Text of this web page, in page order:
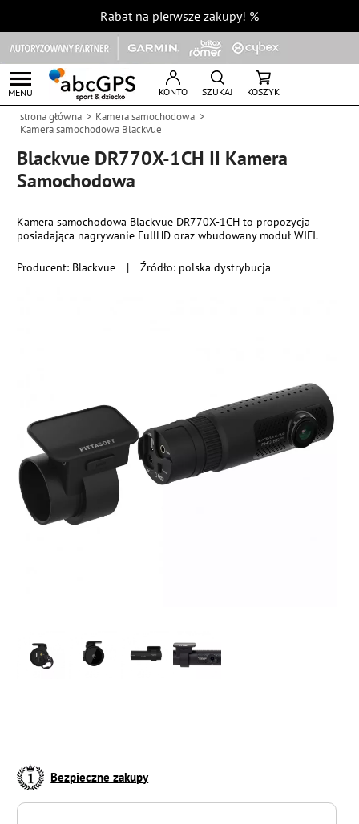
Rabat na pierwsze zakupy! %
MENU KONTO SZUKAJ KOSZYK
strona główna
Kamera samochodowa
Kamera samochodowa Blackvue
Blackvue DR770X-1CH II Kamera
Samochodowa
Producent: Blackvue | Źródło: polska dystrybucja
Kamera samochodowa Blackvue DR770X-1CH to propozycja
posiadająca nagrywanie FullHD oraz wbudowany moduł WIFI.
Bezpieczne zakupy